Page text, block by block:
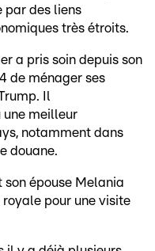
par des liens
très étroits.
a pris soin depuis son
de ménager ses
Il
une meilleur
notamment dans
douane.
son épouse Melania
pour une visite